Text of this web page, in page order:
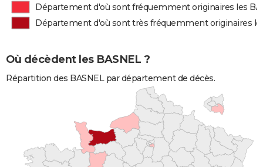
Département d'où sont fréquemment originaires les
Département d'où sont très fréquemment originaires
Où décèdent les BASNEL ?
Répartition des BASNEL par département de décès.